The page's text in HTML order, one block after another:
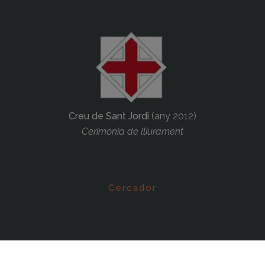
Creu de Sant Jordi (any 2012)
Cerimònia de lliurament
Cercador